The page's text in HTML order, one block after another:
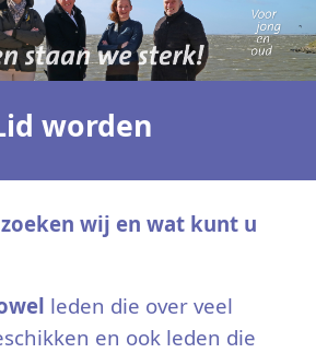
worden
wij en wat kunt u
leden die over veel
en ook leden die